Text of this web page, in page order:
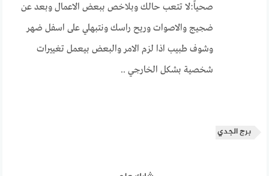
صحياً:لا تتعب حالك وبلاخص ببعض الاعمال وبعد عن
ضجيج والاصوات وريح راسك ونتبهلي على اسفل ضهر
وشوف طبيب اذا لزم الامر والبعض بيعمل تغييرات
شخصية بشكل الخارجي ..
برج الجدي